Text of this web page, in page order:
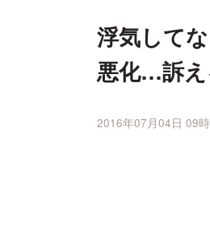
浮気して
悪化…訴え
2016年07月04日 09